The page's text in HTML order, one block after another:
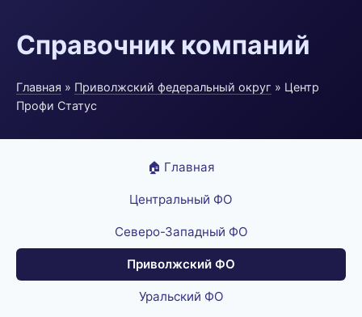
Справочник компаний
Главная » Приволжский федеральный округ » Центр
Профи Статус
🏠 Главная
Центральный ФО
Северо-Западный ФО
Приволжский ФО
Уральский ФО